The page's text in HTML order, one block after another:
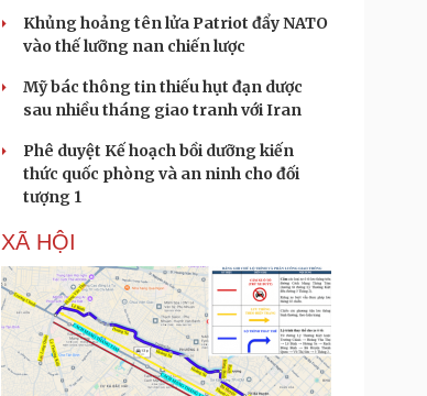
Khủng hoảng tên lửa Patriot đẩy NATO
vào thế lưỡng nan chiến lược
Mỹ bác thông tin thiếu hụt đạn dược
sau nhiều tháng giao tranh với Iran
Phê duyệt Kế hoạch bồi dưỡng kiến
thức quốc phòng và an ninh cho đối
tượng 1
XÃ HỘI